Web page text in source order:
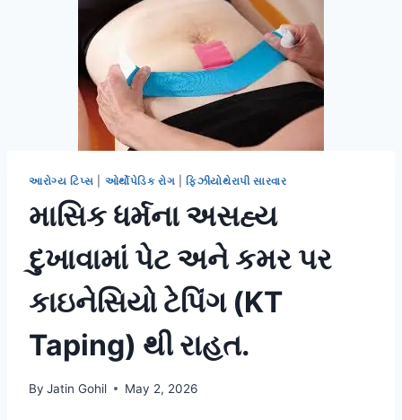
આરોગ્ય ટિપ્સ ઓર્થોપેડિક રોગ |ફિઝીયોથેરાપી સારવાર
માસિક ધર્મના અસહ્ય
દુખાવામાં પેટ અને કમર પર
કાઇનેસિયો ટેપિંગ (KT
Taping) થી રાહત.
By Jatin Gohil May 2, 2026